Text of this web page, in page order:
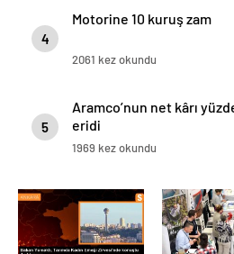
4
Motorine 10 kuruş zam
2061 kez okundu
5
Aramco’nun net kârı
eridi
1969 kez okundu